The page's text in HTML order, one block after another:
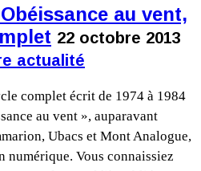
au vent,
22 octobre 2013
actualité
complet écrit de 1974 à 1984
au vent », auparavant
Ubacs et Mont Analogue,
numérique. Vous connaissiez